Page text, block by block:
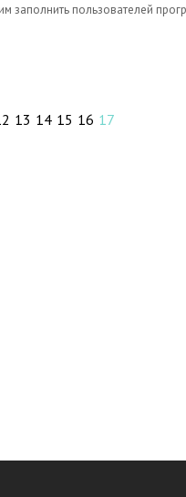
заполнить пользователей
13 14 15 16 17